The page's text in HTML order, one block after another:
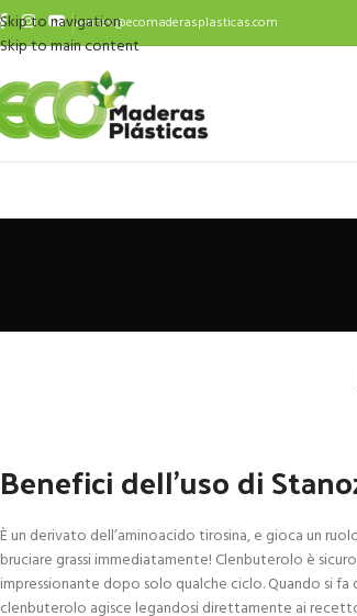
Skip to navigation
Skip to main content
ventas@ecomaderasplasticas.com
Benefici dell’uso di
È un derivato dell’aminoacido tirosina, e gioca un
bruciare grassi immediatamente! Clenbuterolo è
impressionante dopo solo qualche ciclo. Quando si
clenbuterolo agisce legandosi direttamente ai